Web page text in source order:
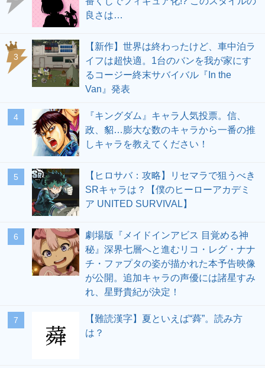
良さは…
3
【新作】世界は終わったけど、車中泊ラ
イフは超快適。1台のバンを我が家にす
るコージー終末サバイバル『In the
Van』発表
4
『キングダム』キャラ人気投票。信、
政、貂…膨大な数のキャラから一番の推
しキャラを教えてください！
5
【ヒロサバ：攻略】リセマラで狙うべき
SRキャラは？【僕のヒーローアカデミ
ア UNITED SURVIVAL】
6
劇場版『メイドインアビス 目覚める神
秘』深界七層へと進むリコ・レグ・ナナ
チ・ファプタの姿が描かれた本予告映像
が公開。追加キャラの声優には諸星すみ
れ、星野貴紀が決定！
7
【難読漢字】夏といえば“蕣”。読み方
は？